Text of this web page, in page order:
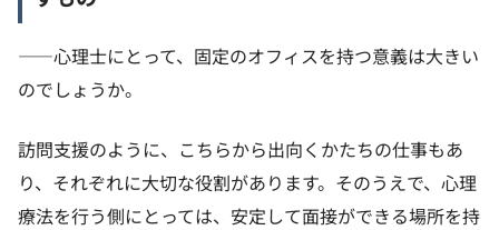
——心理士にとって、固定のオフィスを持つ意義は大きい
のでしょうか。
訪問支援のように、こちらから出向くかたちの仕事もあ
り、それぞれに大切な役割があります。そのうえで、心理
療法を行う側にとっては、安定して面接ができる場所を持